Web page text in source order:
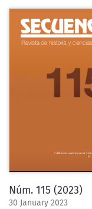
Núm. 115 (2023)
30 January 2023